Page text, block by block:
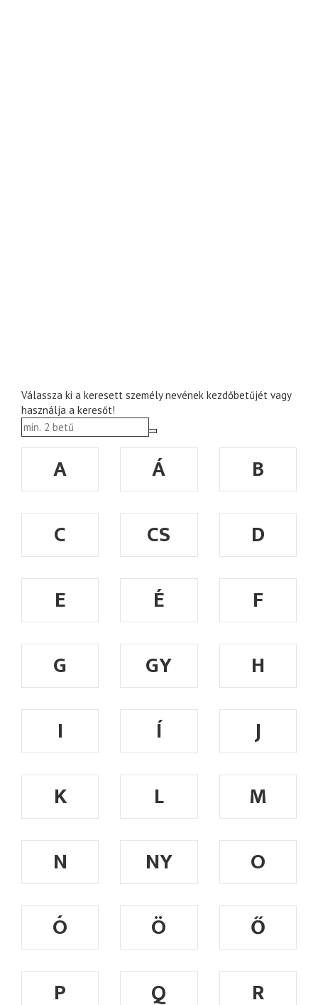
Válassza ki a keresett személy nevének kezdőbetűjét vagy
használja a keresőt!
A Á
B
C
CS
D
E
É
F
G
GY
H
I
Í
J
K
L
M
N
NY
O
Ó
Ö
Ő
P
Q R